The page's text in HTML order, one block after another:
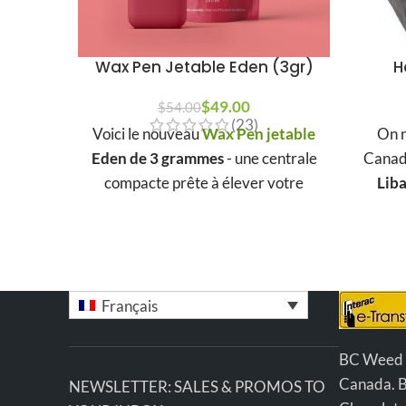
Wax Pen Jetable Eden (3gr)
$54.00$49.00
(23)
Voici le nouveauWax Pen jetable
Eden de 3 grammes- une centrale
compacte prête à élever votre
On
que
Français
NEWSLETTER: SALES & PROMOS TO
BC
Canada.